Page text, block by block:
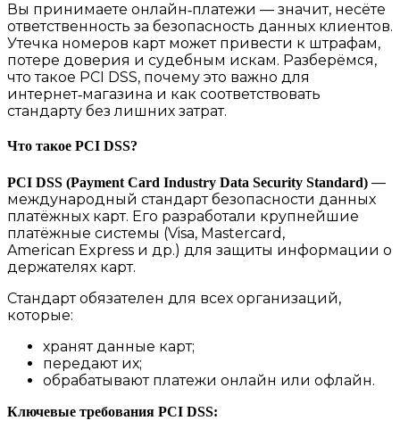
Вы принимаете онлайн‑платежи — значит, несёте
ответственность за безопасность данных клиентов.
Утечка номеров карт может привести к штрафам,
потере доверия и судебным искам. Разберёмся,
что такое PCI DSS, почему это важно для
интернет‑магазина и как соответствовать
стандарту без лишних затрат.
Что такое PCI DSS?
PCI DSS (Payment Card Industry Data Security Standard) —
международный стандарт безопасности данных
платёжных карт. Его разработали крупнейшие
платёжные системы (Visa, Mastercard,
American Express и др.) для защиты информации о
держателях карт.
Стандарт обязателен для всех организаций,
которые:
хранят данные карт;
передают их;
обрабатывают платежи онлайн или офлайн.
Ключевые требования PCI DSS: